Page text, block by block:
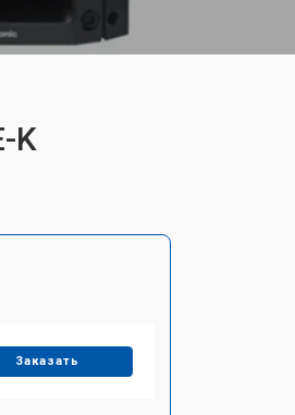
K
Заказать